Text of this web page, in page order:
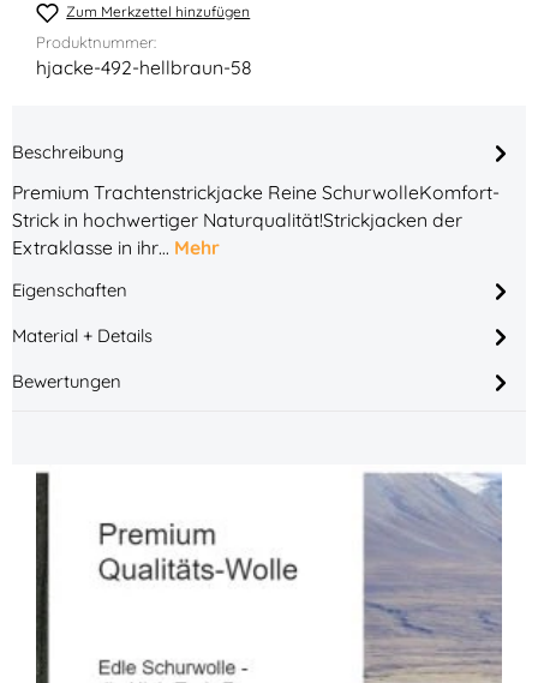
Zum Merkzettel hinzufügen
Produktnummer:
hjacke-492-hellbraun-58
Beschreibung
Premium Trachtenstrickjacke Reine SchurwolleKomfort-
Strick in hochwertiger Naturqualität!Strickjacken der
Extraklasse in ihr… Mehr
Eigenschaften
Material + Details
Bewertungen